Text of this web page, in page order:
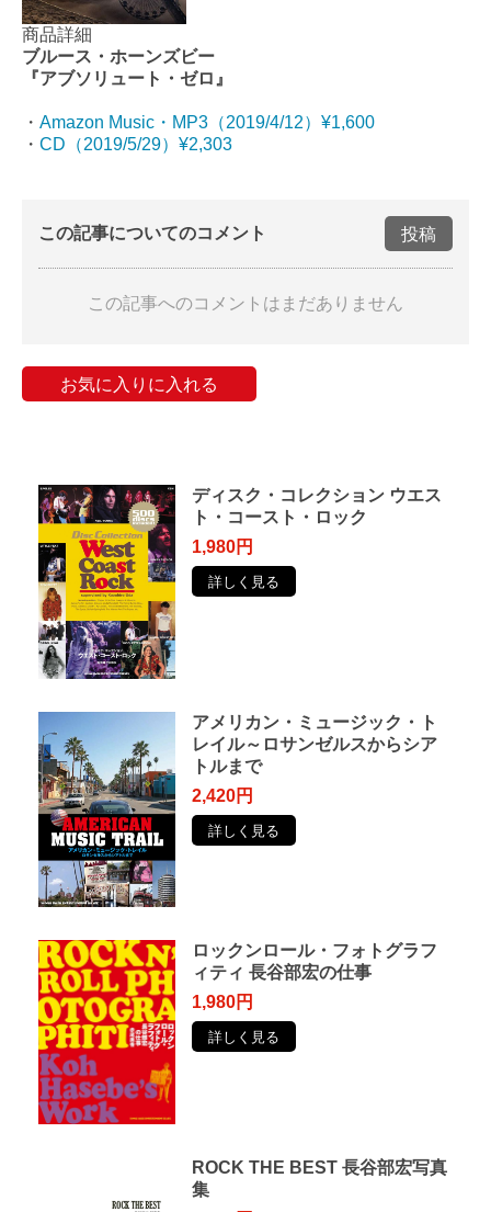
商品詳細
ブルース・ホーンズビー
『アブソリュート・ゼロ』
・ Amazon Music・MP3（2019/4/12）¥1,600
・ CD（2019/5/29）¥2,303
この記事についてのコメント 投稿
この記事へのコメントはまだありません
お気に入りに入れる
ディスク・コレクション ウエス
ト・コースト・ロック
1,980円
詳しく見る
アメリカン・ミュージック・ト
レイル～ロサンゼルスからシア
トルまで
2,420円
詳しく見る
ロックンロール・フォトグラフ
ィティ 長谷部宏の仕事
1,980円
詳しく見る
ROCK THE BEST 長谷部宏写真
集